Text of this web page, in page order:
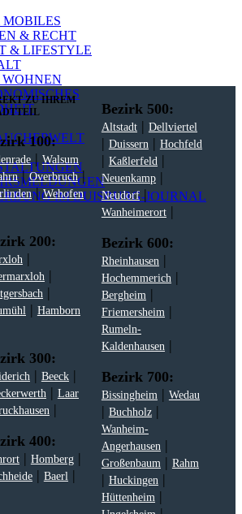
& RECHT
& LIFESTYLE
IM DUISBURG-JOURNAL
ZU IHREM
100:
|Walsum
|Overbruch|
|Wehofen
200:
|
|
|
| Hamborn
300:
| Beeck|
| Laar
|
400:
| Homberg|
| Baerl|
Bezirk 500:
Altstadt| Dellviertel
| Duissern| Hochfeld
| Kaßlerfeld|
Neuenkamp|
Neudorf|
Wanheimerort|
Bezirk 600:
Rheinhausen|
Hochemmerich|
Bergheim|
Friemersheim|
Rumeln-
Kaldenhausen|
Bezirk 700:
Bissingheim| Wedau
| Buchholz|
Wanheim-
Angerhausen|
Großenbaum| Rahm
| Huckingen|
Hüttenheim|